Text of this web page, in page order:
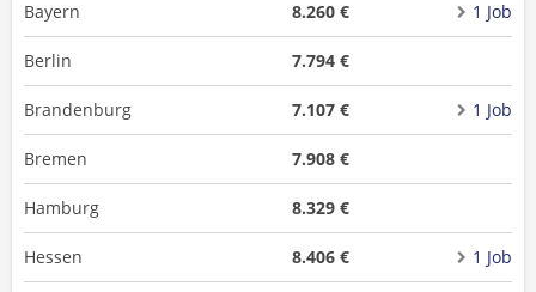
Bayern 8.260 € 1 Job
Berlin 7.794 €
Brandenburg 7.107 € 1 Job
Bremen 7.908 €
Hamburg 8.329 €
Hessen 8.406 € 1 Job